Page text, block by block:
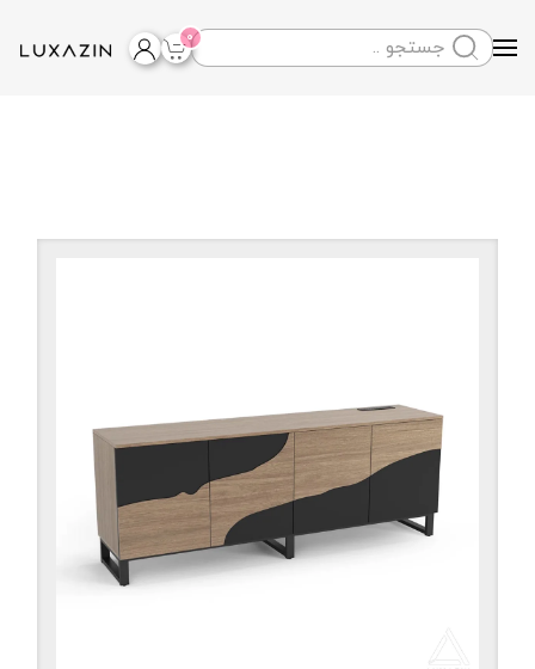
Skip to main content
0